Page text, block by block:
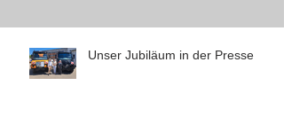
Unser Jubiläum in der Presse